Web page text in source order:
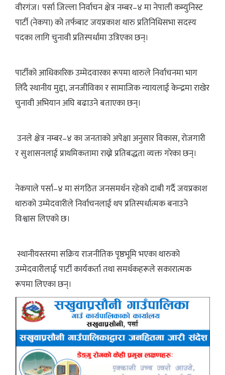
वीरगंज। पर्सा जिल्ला निर्वाचन क्षेत्र नम्बर–४ मा नेपाली कम्युनिस्ट
पार्टी (नेकपा) को तर्फबाट जयप्रकाश थारु प्रतिनिधिसभा सदस्य
पदका लागि चुनावी प्रतिस्पर्धामा उत्रिएका छन्।
पार्टीको आधिकारिक उम्मेदवारका रूपमा थारुले निर्वाचनमा भाग
लिँदै स्थानीय मुद्दा, जनजीविका र सामाजिक न्यायलाई केन्द्रमा राखेर
चुनावी अभियान अघि बढाउने बताएका छन्।
उनले क्षेत्र नम्बर–४ का जनताको अपेक्षा अनुसार विकास, रोजगारी
र सुशासनलाई प्राथमिकतामा राख्ने प्रतिबद्धता व्यक्त गरेका छन्।
नेकपाले पर्सा–४ मा संगठित जनसमर्थन रहेको दाबी गर्दै जयप्रकाश
थारुको उम्मेदवारीले निर्वाचनलाई थप प्रतिस्पर्धात्मक बनाउने
विश्वास लिएको छ।
स्थानीयस्तरमा सक्रिय राजनीतिक पृष्ठभूमि भएका थारुको
उम्मेदवारीलाई पार्टी कार्यकर्ता तथा समर्थकहरूले सकारात्मक
रूपमा लिएका छन्।